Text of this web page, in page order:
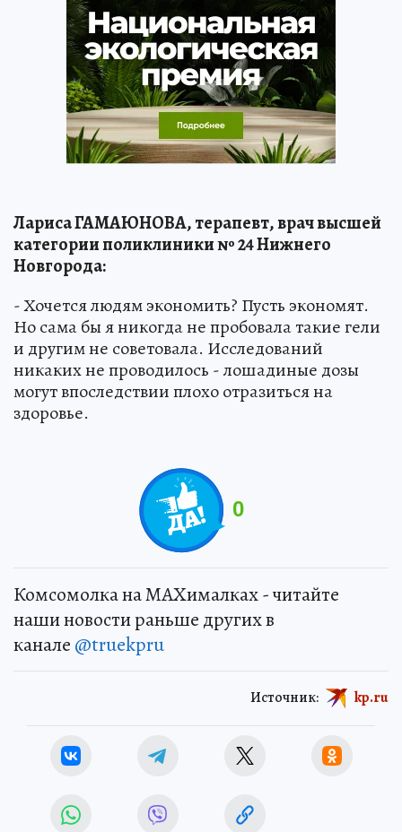
Лариса ГАМАЮНОВА, терапевт, врач высшей
категории поликлиники № 24 Нижнего
Новгорода:
- Хочется людям экономить? Пусть экономят.
Но сама бы я никогда не пробовала такие гели
и другим не советовала. Исследований
никаких не проводилось - лошадиные дозы
могут впоследствии плохо отразиться на
здоровье.
0
Комсомолка на MAXималках - читайте
наши новости раньше других в
канале @truekpru
Источник: kp.ru